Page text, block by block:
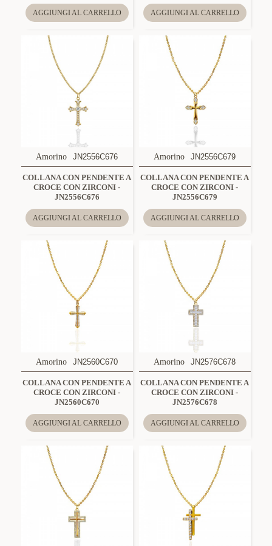
AGGIUNGI AL CARRELLO AGGIUNGI AL CARRELLO
Amorino JN2556C676
COLLANA CON PENDENTE A
CROCE CON ZIRCONI -
JN2556C676
AGGIUNGI AL CARRELLO
Amorino JN2556C679
COLLANA CON PENDENTE A
CROCE CON ZIRCONI -
JN2556C679
AGGIUNGI AL CARRELLO
Amorino JN2560C670
COLLANA CON PENDENTE A
CROCE CON ZIRCONI -
JN2560C670
AGGIUNGI AL CARRELLO
Amorino JN2576C678
COLLANA CON PENDENTE A
CROCE CON ZIRCONI -
JN2576C678
AGGIUNGI AL CARRELLO